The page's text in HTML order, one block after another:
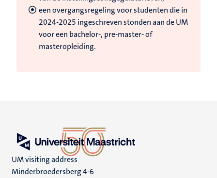
een overgangsregeling voor studenten die in
2024-2025 ingeschreven stonden aan de UM
voor een bachelor-, pre-master- of
masteropleiding.
UM visiting address
Minderbroedersberg 4-6